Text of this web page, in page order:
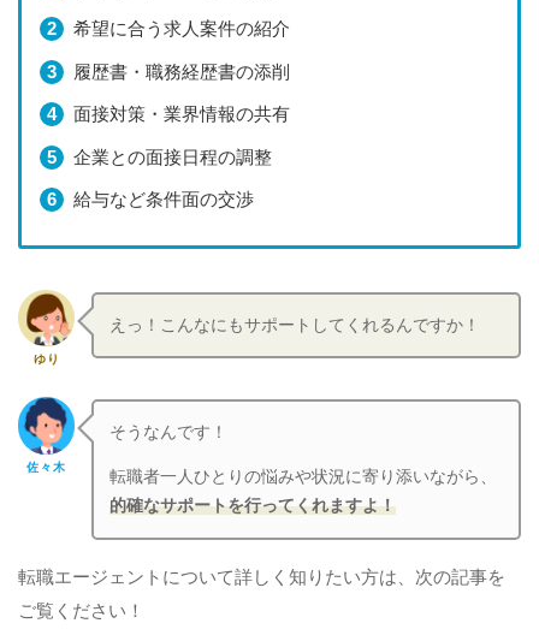
希望に合う求人案件の紹介
履歴書・職務経歴書の添削
面接対策・業界情報の共有
企業との面接日程の調整
給与など条件面の交渉
ゆり
えっ！こんなにもサポートしてくれるんですか！
佐々木
そうなんです！
転職者一人ひとりの悩みや状況に寄り添いながら、
的確なサポートを行ってくれますよ！
転職エージェントについて詳しく知りたい方は、次の記事を
ご覧ください！